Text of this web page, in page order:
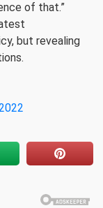
of that.”
but revealing